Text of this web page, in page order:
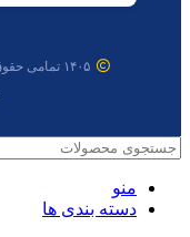
۱۴۰۵ تمامی حقوق محفوظ است – فروشگاه اینترنتی
منو
دسته بندی ها